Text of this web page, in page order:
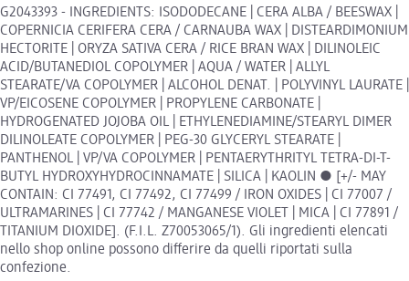
G2043393 - INGREDIENTS: ISODODECANE | CERA ALBA / BEESWAX |
COPERNICIA CERIFERA CERA / CARNAUBA WAX | DISTEARDIMONIUM
HECTORITE | ORYZA SATIVA CERA / RICE BRAN WAX | DILINOLEIC
ACID/BUTANEDIOL COPOLYMER | AQUA / WATER | ALLYL
STEARATE/VA COPOLYMER | ALCOHOL DENAT. | POLYVINYL LAURATE |
VP/EICOSENE COPOLYMER | PROPYLENE CARBONATE |
HYDROGENATED JOJOBA OIL | ETHYLENEDIAMINE/STEARYL DIMER
DILINOLEATE COPOLYMER | PEG-30 GLYCERYL STEARATE |
PANTHENOL | VP/VA COPOLYMER | PENTAERYTHRITYL TETRA-DI-T-
BUTYL HYDROXYHYDROCINNAMATE | SILICA | KAOLIN ● [+/- MAY
CONTAIN: CI 77491, CI 77492, CI 77499 / IRON OXIDES | CI 77007 /
ULTRAMARINES | CI 77742 / MANGANESE VIOLET | MICA | CI 77891 /
TITANIUM DIOXIDE]. (F.I.L. Z70053065/1). Gli ingredienti elencati
nello shop online possono differire da quelli riportati sulla
confezione.